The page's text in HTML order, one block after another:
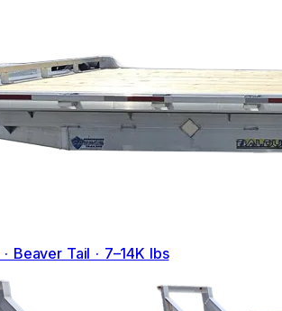
· Beaver Tail · 7–14K lbs